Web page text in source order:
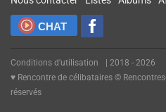
CHAT
Conditions d'utilisation
| 2018 - 2026
♥ Rencontre de célibataires ©
réservés